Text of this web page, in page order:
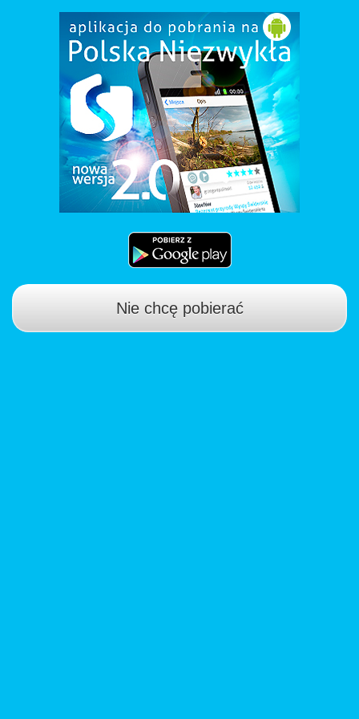
Nie chcę pobierać